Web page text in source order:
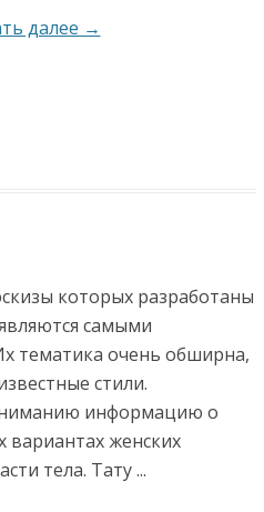
далее →
которых разработаны
самыми
тематика очень обширна,
стили.
информацию о
вариантах женских
тела. Тату ...